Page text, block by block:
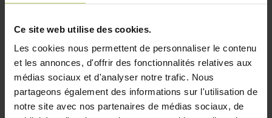
Ce site web utilise des cookies.
Les cookies nous permettent de personnaliser le contenu
et les annonces, d'offrir des fonctionnalités relatives aux
médias sociaux et d'analyser notre trafic. Nous
partageons également des informations sur l'utilisation de
notre site avec nos partenaires de médias sociaux, de